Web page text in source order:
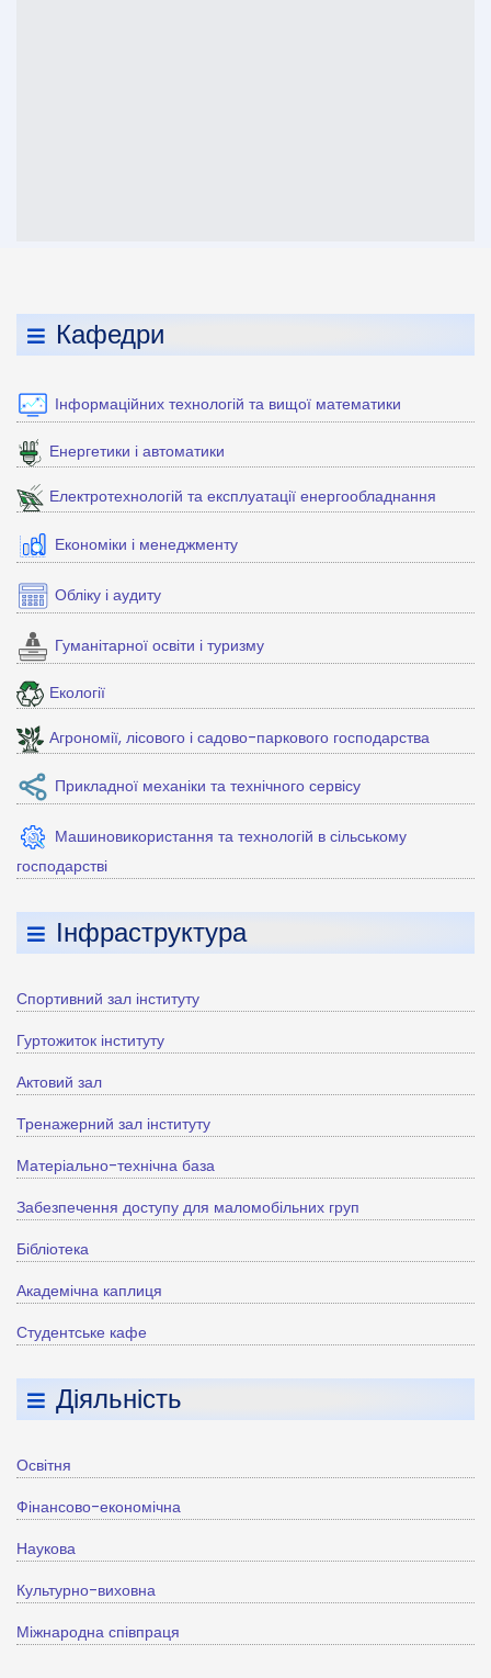
Кафедри
Інформаційних технологій та вищої математики
Енергетики і автоматики
Електротехнологій та експлуатації енергообладнання
Економіки і менеджменту
Обліку і аудиту
Гуманітарної освіти і туризму
Екології
Агрономії, лісового і садово-паркового господарства
Прикладної механіки та технічного сервісу
Машиновикористання та технологій в сільському
господарстві
Інфраструктура
Спортивний зал інституту
Гуртожиток інституту
Актовий зал
Тренажерний зал інституту
Матеріально-технічна база
Забезпечення доступу для маломобільних груп
Бібліотека
Академічна каплиця
Студентське кафе
Діяльність
Освітня
Фінансово-економічна
Наукова
Культурно-виховна
Міжнародна співпраця